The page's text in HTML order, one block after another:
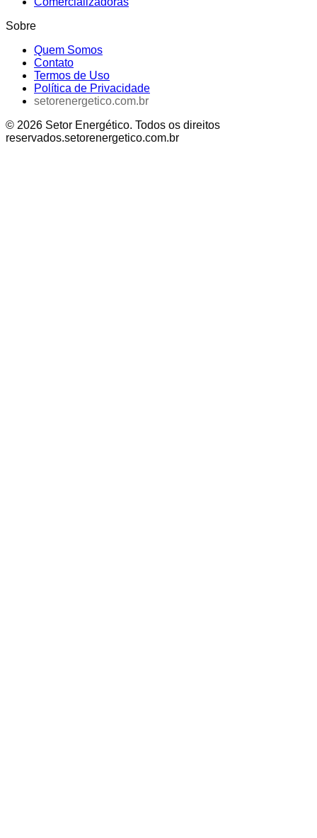
Sobre
Quem Somos
Contato
Termos de Uso
Política de Privacidade
setorenergetico.com.br
© 2026 Setor Energético. Todos os direitos
reservados.setorenergetico.com.br